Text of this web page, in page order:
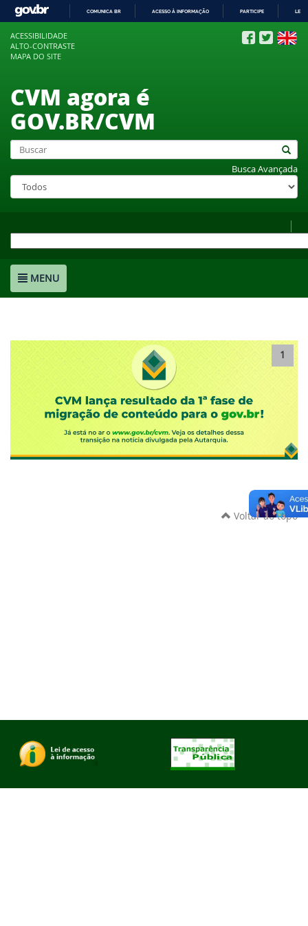
COMUNICA BR ACESSO À INFORMAÇÃO PARTICIPE
ACESSIBILIDADE
ALTO-CONTRASTE
MAPA DO SITE
CVM agora é
GOV.BR/CVM
Busca Avançada
MENU
1
Voltar ao topo